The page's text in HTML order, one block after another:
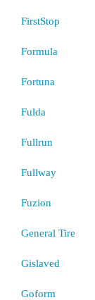
FirstStop
Formula
Fortuna
Fulda
Fullrun
Fullway
Fuzion
General Tire
Gislaved
Goform